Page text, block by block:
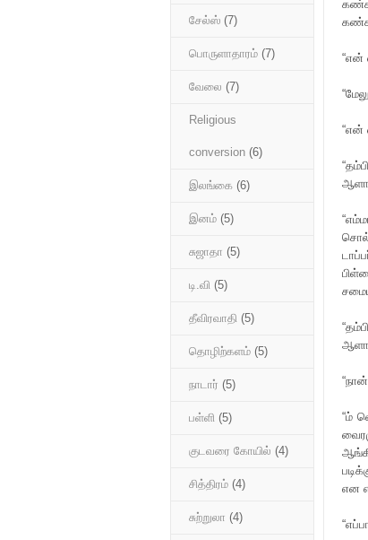
“என்
“என்
ஆளா
ஆளா
“ம்
என
சேல்ஸ் (7)
பொருளாதாரம் (7)
வேலை (7)
Religious
conversion (6)
இலங்கை (6)
இனம் (5)
சுஜாதா (5)
டி.வி (5)
தீவிரவாதி (5)
தொழிற்களம் (5)
நாடார் (5)
பள்ளி (5)
குடவரை கோயில் (4)
சித்திரம் (4)
சுற்றுலா (4)